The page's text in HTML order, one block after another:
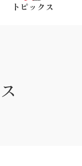
トピックス